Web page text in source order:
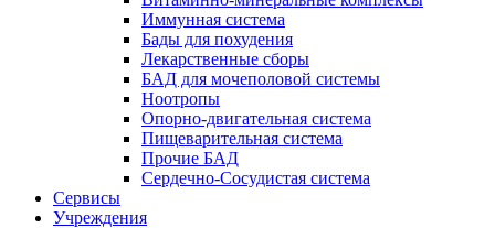
Иммунная система
Бады для похудения
Лекарственные сборы
БАД для мочеполовой системы
Ноотропы
Опорно-двигательная система
Пищеварительная система
Прочие БАД
Сердечно-Сосудистая система
Сервисы
Учреждения